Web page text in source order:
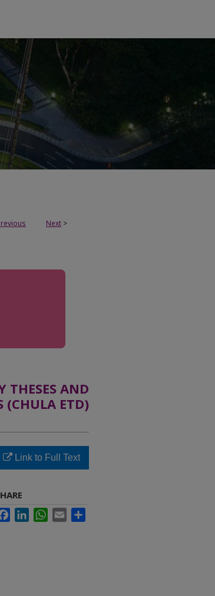
Next >
THESES AND
(CHULA ETD)
Link to Full Text
FacebookLinkedInWhatsApp
Email